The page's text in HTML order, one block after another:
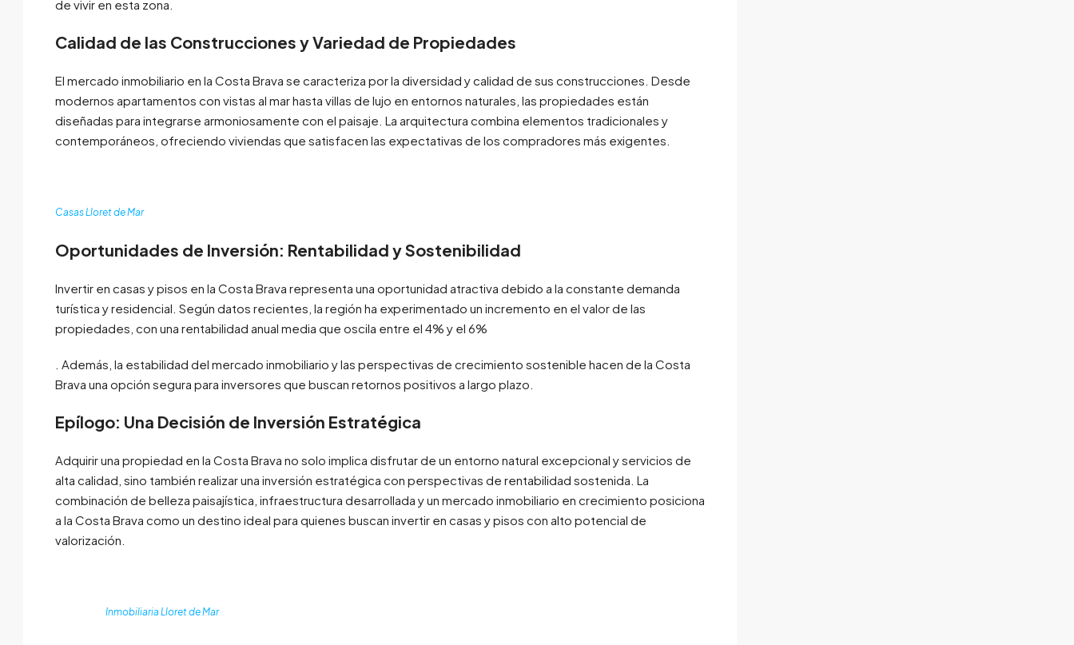
de vivir en esta zona.
Calidad de las Construcciones y Variedad de Propiedades
El mercado inmobiliario en la Costa Brava se caracteriza por la diversidad y calidad de sus construcciones. Desde
modernos apartamentos con vistas al mar hasta villas de lujo en entornos naturales, las propiedades están
diseñadas para integrarse armoniosamente con el paisaje. La arquitectura combina elementos tradicionales y
contemporáneos, ofreciendo viviendas que satisfacen las expectativas de los compradores más exigentes.
Casas Lloret de Mar
Oportunidades de Inversión: Rentabilidad y Sostenibilidad
Invertir en casas y pisos en la Costa Brava representa una oportunidad atractiva debido a la constante demanda
turística y residencial. Según datos recientes, la región ha experimentado un incremento en el valor de las
propiedades, con una rentabilidad anual media que oscila entre el 4% y el 6%
. Además, la estabilidad del mercado inmobiliario y las perspectivas de crecimiento sostenible hacen de la Costa
Brava una opción segura para inversores que buscan retornos positivos a largo plazo.
Epílogo: Una Decisión de Inversión Estratégica
Adquirir una propiedad en la Costa Brava no solo implica disfrutar de un entorno natural excepcional y servicios de
alta calidad, sino también realizar una inversión estratégica con perspectivas de rentabilidad sostenida. La
combinación de belleza paisajística, infraestructura desarrollada y un mercado inmobiliario en crecimiento posiciona
a la Costa Brava como un destino ideal para quienes buscan invertir en casas y pisos con alto potencial de
valorización.
Inmobiliaria Lloret de Mar